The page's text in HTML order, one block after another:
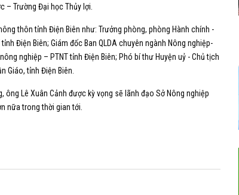
– Trường Đại học Thủy lợi.
thôn tỉnh Điện Biên như: Trưởng phòng, phòng Hành chính -
Điện Biên; Giám đốc Ban QLDA chuyên ngành Nông nghiệp-
nghiệp – PTNT tỉnh Điện Biên; Phó bí thư Huyện uỷ - Chủ tịch
Giáo, tỉnh Điện Biên.
Lê Xuân Cảnh được kỳ vọng sẽ lãnh đạo Sở Nông nghiệp
nữa trong thời gian tới.